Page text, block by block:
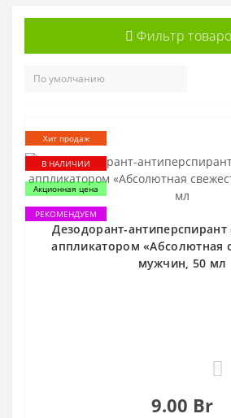
Фильтр
Хит продаж
В НАЛИЧИИ
Акционная цена
РЕКОМЕНДУЕМ
Дезодорант-
аппликатором «Абсолютная
мужчин, 50 мл
9.00 Br